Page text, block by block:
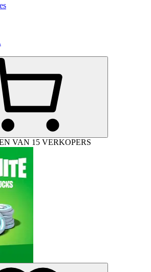
VAN 15 VERKOPERS